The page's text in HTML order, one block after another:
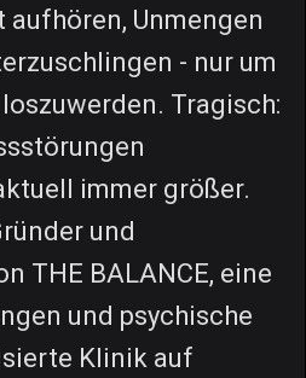
Unmengen
- nur um
Tragisch:
immer größer.
und
THE BALANCE, eine
und psychische
Klinik auf